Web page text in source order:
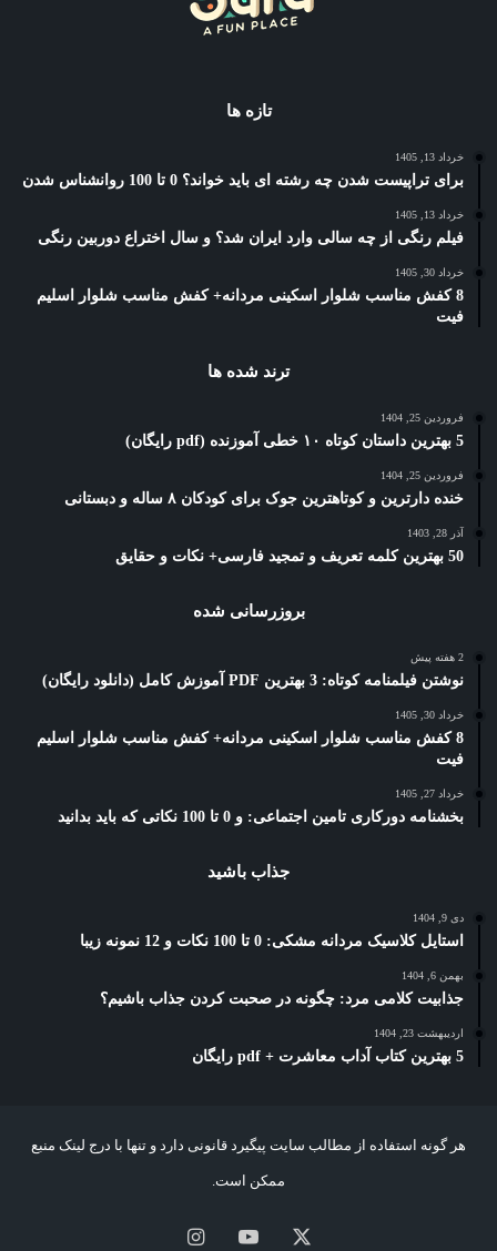
تازه ها
خرداد 13, 1405
برای تراپیست شدن چه رشته ای باید خواند؟ 0 تا 100 روانشناس شدن
خرداد 13, 1405
فیلم رنگی از چه سالی وارد ایران شد؟ و سال اختراع دوربین رنگی
خرداد 30, 1405
8 کفش مناسب شلوار اسکینی مردانه+ کفش مناسب شلوار اسلیم
فیت
ترند شده ها
فروردین 25, 1404
5 بهترین داستان کوتاه ۱۰ خطی آموزنده (pdf رایگان)
فروردین 25, 1404
خنده دارترین و کوتاهترین جوک برای کودکان ۸ ساله و دبستانی
آذر 28, 1403
50 بهترین کلمه تعریف و تمجید فارسی+ نکات و حقایق
بروزرسانی شده
2 هفته پیش
نوشتن فیلمنامه کوتاه: 3 بهترین PDF آموزش کامل (دانلود رایگان)
خرداد 30, 1405
8 کفش مناسب شلوار اسکینی مردانه+ کفش مناسب شلوار اسلیم
فیت
خرداد 27, 1405
بخشنامه دورکاری تامین اجتماعی: و 0 تا 100 نکاتی که باید بدانید
جذاب باشید
دی 9, 1404
استایل کلاسیک مردانه مشکی: 0 تا 100 نکات و 12 نمونه زیبا
بهمن 6, 1404
جذابیت کلامی مرد: چگونه در صحبت کردن جذاب باشیم؟
اردیبهشت 23, 1404
5 بهترین کتاب آداب معاشرت + pdf رایگان
هر گونه استفاده از مطالب سایت پیگیرد قانونی دارد و تنها با درج لینک منبع
ممکن است.
یوتیوباینستاگرام